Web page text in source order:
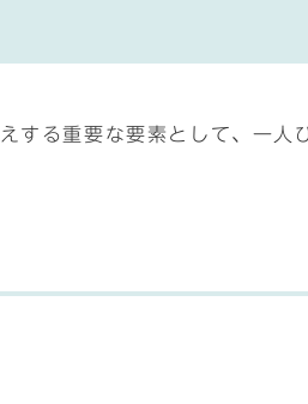
する重要な要素として、一